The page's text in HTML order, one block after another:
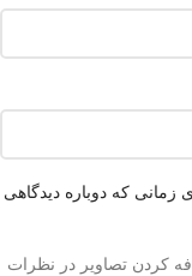
زمانی که دوباره دیدگاهی
کردن تصاویر در نظرات